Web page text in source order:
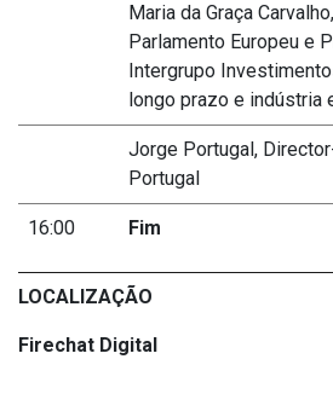
Maria da Graça
Parlamento Europeu e
Intergrupo
longo prazo e indústria
Jorge Portugal,
Portugal
16:00 Fim
LOCALIZAÇÃO
Firechat Digital